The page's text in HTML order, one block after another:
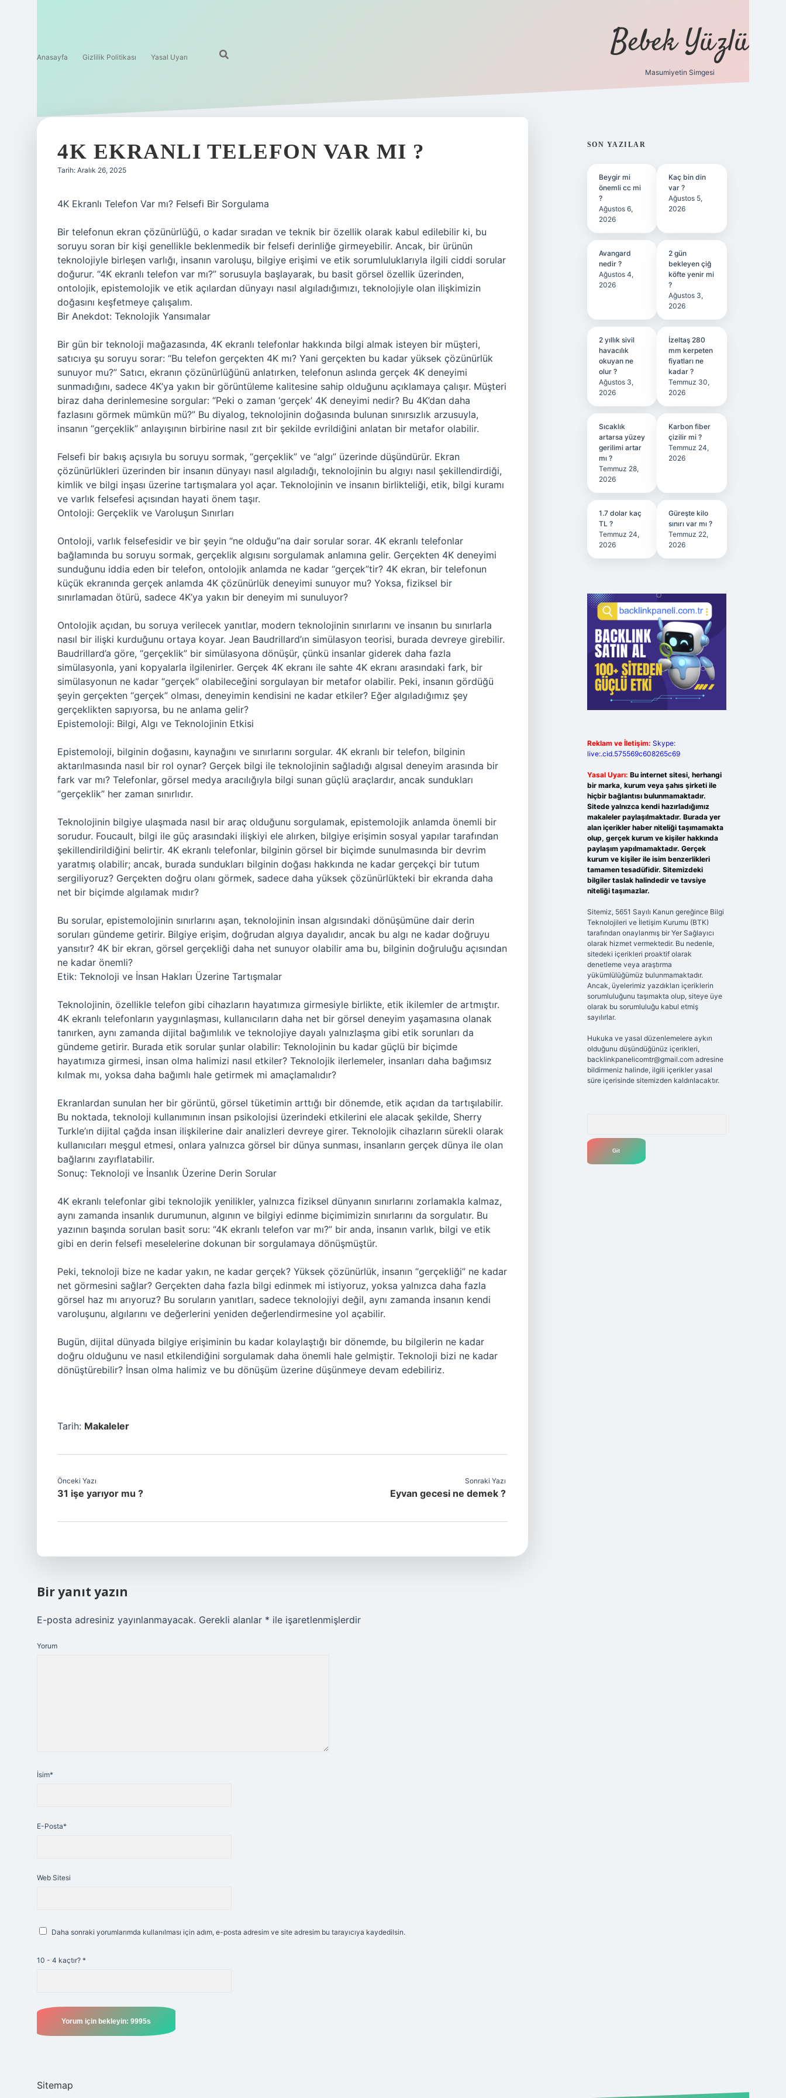
Anasayfa Gizlilik Politikası Yasal Uyarı Bebek Yüzlü
Masumiyetin Simgesi
4K EKRANLI TELEFON VAR MI ?
Tarih: Aralık 26, 2025
4K Ekranlı Telefon Var mı? Felsefi Bir Sorgulama
Bir telefonun ekran çözünürlüğü, o kadar sıradan ve teknik bir özellik olarak kabul edilebilir ki, bu
soruyu soran bir kişi genellikle beklenmedik bir felsefi derinliğe girmeyebilir. Ancak, bir ürünün
teknolojiyle birleşen varlığı, insanın varoluşu, bilgiye erişimi ve etik sorumluluklarıyla ilgili ciddi sorular
doğurur. “4K ekranlı telefon var mı?” sorusuyla başlayarak, bu basit görsel özellik üzerinden,
ontolojik, epistemolojik ve etik açılardan dünyayı nasıl algıladığımızı, teknolojiyle olan ilişkimizin
doğasını keşfetmeye çalışalım.
Bir Anekdot: Teknolojik Yansımalar
Bir gün bir teknoloji mağazasında, 4K ekranlı telefonlar hakkında bilgi almak isteyen bir müşteri,
satıcıya şu soruyu sorar: “Bu telefon gerçekten 4K mı? Yani gerçekten bu kadar yüksek çözünürlük
sunuyor mu?” Satıcı, ekranın çözünürlüğünü anlatırken, telefonun aslında gerçek 4K deneyimi
sunmadığını, sadece 4K’ya yakın bir görüntüleme kalitesine sahip olduğunu açıklamaya çalışır. Müşteri
biraz daha derinlemesine sorgular: “Peki o zaman ‘gerçek’ 4K deneyimi nedir? Bu 4K’dan daha
fazlasını görmek mümkün mü?” Bu diyalog, teknolojinin doğasında bulunan sınırsızlık arzusuyla,
insanın “gerçeklik” anlayışının birbirine nasıl zıt bir şekilde evrildiğini anlatan bir metafor olabilir.
Felsefi bir bakış açısıyla bu soruyu sormak, “gerçeklik” ve “algı” üzerinde düşündürür. Ekran
çözünürlükleri üzerinden bir insanın dünyayı nasıl algıladığı, teknolojinin bu algıyı nasıl şekillendirdiği,
kimlik ve bilgi inşası üzerine tartışmalara yol açar. Teknolojinin ve insanın birlikteliği, etik, bilgi kuramı
ve varlık felsefesi açısından hayati önem taşır.
Ontoloji: Gerçeklik ve Varoluşun Sınırları
Ontoloji, varlık felsefesidir ve bir şeyin “ne olduğu”na dair sorular sorar. 4K ekranlı telefonlar
bağlamında bu soruyu sormak, gerçeklik algısını sorgulamak anlamına gelir. Gerçekten 4K deneyimi
sunduğunu iddia eden bir telefon, ontolojik anlamda ne kadar “gerçek”tir? 4K ekran, bir telefonun
küçük ekranında gerçek anlamda 4K çözünürlük deneyimi sunuyor mu? Yoksa, fiziksel bir
sınırlamadan ötürü, sadece 4K’ya yakın bir deneyim mi sunuluyor?
Ontolojik açıdan, bu soruya verilecek yanıtlar, modern teknolojinin sınırlarını ve insanın bu sınırlarla
nasıl bir ilişki kurduğunu ortaya koyar. Jean Baudrillard’ın simülasyon teorisi, burada devreye girebilir.
Baudrillard’a göre, “gerçeklik” bir simülasyona dönüşür, çünkü insanlar giderek daha fazla
simülasyonla, yani kopyalarla ilgilenirler. Gerçek 4K ekranı ile sahte 4K ekranı arasındaki fark, bir
simülasyonun ne kadar “gerçek” olabileceğini sorgulayan bir metafor olabilir. Peki, insanın gördüğü
şeyin gerçekten “gerçek” olması, deneyimin kendisini ne kadar etkiler? Eğer algıladığımız şey
gerçeklikten sapıyorsa, bu ne anlama gelir?
Epistemoloji: Bilgi, Algı ve Teknolojinin Etkisi
Epistemoloji, bilginin doğasını, kaynağını ve sınırlarını sorgular. 4K ekranlı bir telefon, bilginin
aktarılmasında nasıl bir rol oynar? Gerçek bilgi ile teknolojinin sağladığı algısal deneyim arasında bir
fark var mı? Telefonlar, görsel medya aracılığıyla bilgi sunan güçlü araçlardır, ancak sundukları
“gerçeklik” her zaman sınırlıdır.
Teknolojinin bilgiye ulaşmada nasıl bir araç olduğunu sorgulamak, epistemolojik anlamda önemli bir
sorudur. Foucault, bilgi ile güç arasındaki ilişkiyi ele alırken, bilgiye erişimin sosyal yapılar tarafından
şekillendirildiğini belirtir. 4K ekranlı telefonlar, bilginin görsel bir biçimde sunulmasında bir devrim
yaratmış olabilir; ancak, burada sundukları bilginin doğası hakkında ne kadar gerçekçi bir tutum
sergiliyoruz? Gerçekten doğru olanı görmek, sadece daha yüksek çözünürlükteki bir ekranda daha
net bir biçimde algılamak mıdır?
Bu sorular, epistemolojinin sınırlarını aşan, teknolojinin insan algısındaki dönüşümüne dair derin
soruları gündeme getirir. Bilgiye erişim, doğrudan algıya dayalıdır, ancak bu algı ne kadar doğruyu
yansıtır? 4K bir ekran, görsel gerçekliği daha net sunuyor olabilir ama bu, bilginin doğruluğu açısından
ne kadar önemli?
Etik: Teknoloji ve İnsan Hakları Üzerine Tartışmalar
Teknolojinin, özellikle telefon gibi cihazların hayatımıza girmesiyle birlikte, etik ikilemler de artmıştır.
4K ekranlı telefonların yaygınlaşması, kullanıcıların daha net bir görsel deneyim yaşamasına olanak
tanırken, aynı zamanda dijital bağımlılık ve teknolojiye dayalı yalnızlaşma gibi etik sorunları da
gündeme getirir. Burada etik sorular şunlar olabilir: Teknolojinin bu kadar güçlü bir biçimde
hayatımıza girmesi, insan olma halimizi nasıl etkiler? Teknolojik ilerlemeler, insanları daha bağımsız
kılmak mı, yoksa daha bağımlı hale getirmek mi amaçlamalıdır?
Ekranlardan sunulan her bir görüntü, görsel tüketimin arttığı bir dönemde, etik açıdan da tartışılabilir.
Bu noktada, teknoloji kullanımının insan psikolojisi üzerindeki etkilerini ele alacak şekilde, Sherry
Turkle’ın dijital çağda insan ilişkilerine dair analizleri devreye girer. Teknolojik cihazların sürekli olarak
kullanıcıları meşgul etmesi, onlara yalnızca görsel bir dünya sunması, insanların gerçek dünya ile olan
bağlarını zayıflatabilir.
Sonuç: Teknoloji ve İnsanlık Üzerine Derin Sorular
4K ekranlı telefonlar gibi teknolojik yenilikler, yalnızca fiziksel dünyanın sınırlarını zorlamakla kalmaz,
aynı zamanda insanlık durumunun, algının ve bilgiyi edinme biçimimizin sınırlarını da sorgulatır. Bu
yazının başında sorulan basit soru: “4K ekranlı telefon var mı?” bir anda, insanın varlık, bilgi ve etik
gibi en derin felsefi meselelerine dokunan bir sorgulamaya dönüşmüştür.
Peki, teknoloji bize ne kadar yakın, ne kadar gerçek? Yüksek çözünürlük, insanın “gerçekliği” ne kadar
net görmesini sağlar? Gerçekten daha fazla bilgi edinmek mi istiyoruz, yoksa yalnızca daha fazla
görsel haz mı arıyoruz? Bu soruların yanıtları, sadece teknolojiyi değil, aynı zamanda insanın kendi
varoluşunu, algılarını ve değerlerini yeniden değerlendirmesine yol açabilir.
Bugün, dijital dünyada bilgiye erişiminin bu kadar kolaylaştığı bir dönemde, bu bilgilerin ne kadar
doğru olduğunu ve nasıl etkilendiğini sorgulamak daha önemli hale gelmiştir. Teknoloji bizi ne kadar
dönüştürebilir? İnsan olma halimiz ve bu dönüşüm üzerine düşünmeye devam edebiliriz.
Tarih: Makaleler
Önceki Yazı
31 işe yarıyor mu ?
Sonraki Yazı
Eyvan gecesi ne demek ?
Bir yanıt yazın
E-posta adresiniz yayınlanmayacak. Gerekli alanlar * ile işaretlenmişlerdir
Yorum
İsim*
E-Posta*
Web Sitesi
Daha sonraki yorumlarımda kullanılması için adım, e-posta adresim ve site adresim bu tarayıcıya kaydedilsin.
10 - 4 kaçtır? *
Sitemap
SIDEBAR
SON YAZILAR
Beygir mi
önemli cc mi
?
Ağustos 6,
2026
Kaç bin din
var ?
Ağustos 5,
2026
Avangard
nedir ?
Ağustos 4,
2026
2 gün
bekleyen çiğ
köfte yenir mi
?
Ağustos 3,
2026
2 yıllık sivil
havacılık
okuyan ne
olur ?
Ağustos 3,
2026
İzeltaş 280
mm kerpeten
fiyatları ne
kadar ?
Temmuz 30,
2026
Sıcaklık
artarsa yüzey
gerilimi artar
mı ?
Temmuz 28,
2026
Karbon fiber
çizilir mi ?
Temmuz 24,
2026
1.7 dolar kaç
TL ?
Temmuz 24,
2026
Güreşte kilo
sınırı var mı ?
Temmuz 22,
2026
Reklam ve İletişim: Skype:
live:.cid.575569c608265c69
Yasal Uyarı: Bu internet sitesi, herhangi
bir marka, kurum veya şahıs şirketi ile
hiçbir bağlantısı bulunmamaktadır.
Sitede yalnızca kendi hazırladığımız
makaleler paylaşılmaktadır. Burada yer
alan içerikler haber niteliği taşımamakta
olup, gerçek kurum ve kişiler hakkında
paylaşım yapılmamaktadır. Gerçek
kurum ve kişiler ile isim benzerlikleri
tamamen tesadüfidir. Sitemizdeki
bilgiler taslak halindedir ve tavsiye
niteliği taşımazlar.
Sitemiz, 5651 Sayılı Kanun gereğince Bilgi
Teknolojileri ve İletişim Kurumu (BTK)
tarafından onaylanmış bir Yer Sağlayıcı
olarak hizmet vermektedir. Bu nedenle,
sitedeki içerikleri proaktif olarak
denetleme veya araştırma
yükümlülüğümüz bulunmamaktadır.
Ancak, üyelerimiz yazdıkları içeriklerin
sorumluluğunu taşımakta olup, siteye üye
olarak bu sorumluluğu kabul etmiş
sayılırlar.
Hukuka ve yasal düzenlemelere aykırı
olduğunu düşündüğünüz içerikleri,
backlinkpanelicomtr@gmail.comadresine
bildirmeniz halinde, ilgili içerikler yasal
süre içerisinde sitemizden kaldırılacaktır.